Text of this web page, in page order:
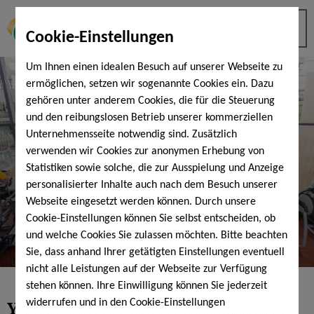
Cookie-Einstellungen
Um Ihnen einen idealen Besuch auf unserer Webseite zu
ermöglichen, setzen wir sogenannte Cookies ein. Dazu
gehören unter anderem Cookies, die für die Steuerung
und den reibungslosen Betrieb unserer kommerziellen
Unternehmensseite notwendig sind. Zusätzlich
verwenden wir Cookies zur anonymen Erhebung von
Statistiken sowie solche, die zur Ausspielung und Anzeige
personalisierter Inhalte auch nach dem Besuch unserer
Webseite eingesetzt werden können. Durch unsere
Cookie-Einstellungen können Sie selbst entscheiden, ob
und welche Cookies Sie zulassen möchten. Bitte beachten
Sie, dass anhand Ihrer getätigten Einstellungen eventuell
nicht alle Leistungen auf der Webseite zur Verfügung
stehen können. Ihre Einwilligung können Sie jederzeit
widerrufen und in den Cookie-Einstellungen
Your fitness club in Bad Kissingen